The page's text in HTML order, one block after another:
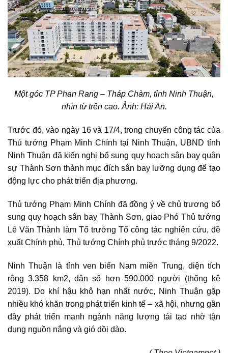
Một góc TP Phan Rang – Tháp Chàm, tỉnh Ninh Thuận,
nhìn từ trên cao. Ảnh: Hải An.
Trước đó, vào ngày 16 và 17/4, trong chuyến công tác của
Thủ tướng Phạm Minh Chính tại Ninh Thuận, UBND tỉnh
Ninh Thuận đã kiến nghị bổ sung quy hoạch sân bay quân
sự Thành Sơn thành mục đích sân bay lưỡng dụng để tạo
động lực cho phát triển địa phương.
Thủ tướng Phạm Minh Chính đã đồng ý về chủ trương bổ
sung quy hoạch sân bay Thành Sơn, giao Phó Thủ tướng
Lê Văn Thành làm Tổ trưởng Tổ công tác nghiên cứu, đề
xuất Chính phủ, Thủ tướng Chính phủ trước tháng 9/2022.
Ninh Thuận là tỉnh ven biển Nam miền Trung, diện tích
rộng 3.358 km2, dân số hơn 590.000 người (thống kê
2019). Do khí hậu khô hạn nhất nước, Ninh Thuận gặp
nhiều khó khăn trong phát triển kinh tế – xã hội, nhưng gần
đây phát triển mạnh ngành năng lượng tái tạo nhờ tận
dụng nguồn nắng và gió dồi dào.